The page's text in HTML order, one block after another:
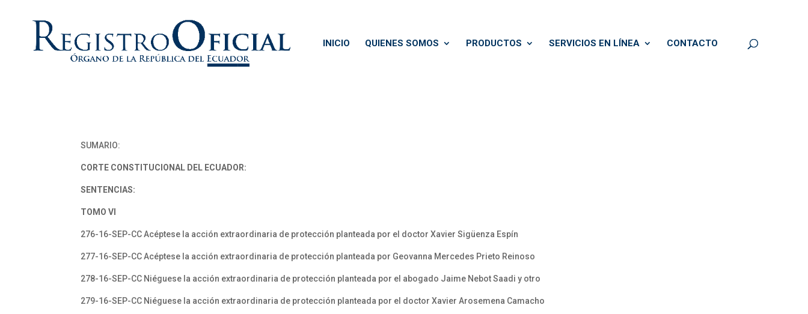
INICIO QUIENES SOMOS PRODUCTOS SERVICIOS EN LÍNEA CONTACTO
SUMARIO:
CORTE CONSTITUCIONAL DEL ECUADOR:
SENTENCIAS:
TOMO VI
276-16-SEP-CC Acéptese la acción extraordinaria de protección planteada por el doctor Xavier Sigüenza Espín
277-16-SEP-CC Acéptese la acción extraordinaria de protección planteada por Geovanna Mercedes Prieto Reinoso
278-16-SEP-CC Niéguese la acción extraordinaria de protección planteada por el abogado Jaime Nebot Saadi y otro
279-16-SEP-CC Niéguese la acción extraordinaria de protección planteada por el doctor Xavier Arosemena Camacho